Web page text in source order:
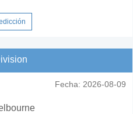
Fecha: 2026-08-09